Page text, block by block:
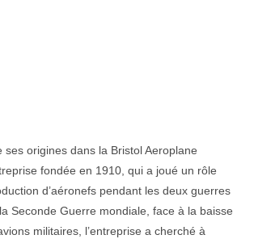
ses origines dans la Bristol Aeroplane
fondée en 1910, qui a joué un rôle
d’aéronefs pendant les deux guerres
Seconde Guerre mondiale, face à la baisse
militaires, l’entreprise a cherché à